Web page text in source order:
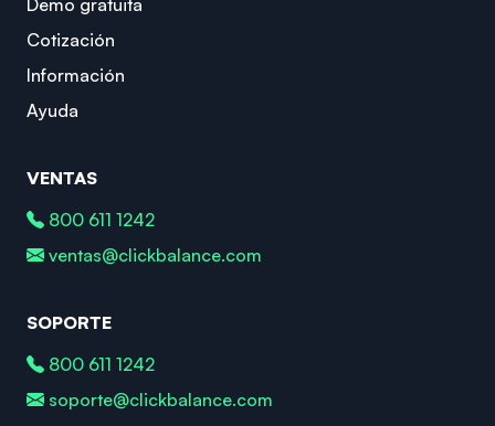
Demo gratuita
Cotización
Información
Ayuda
VENTAS
800 611 1242
ventas@clickbalance.com
SOPORTE
800 611 1242
soporte@clickbalance.com